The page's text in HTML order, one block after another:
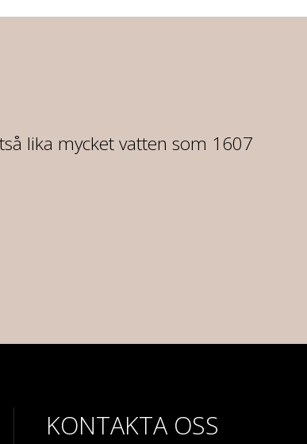
lika mycket vatten som 1607
KONTAKTA OSS